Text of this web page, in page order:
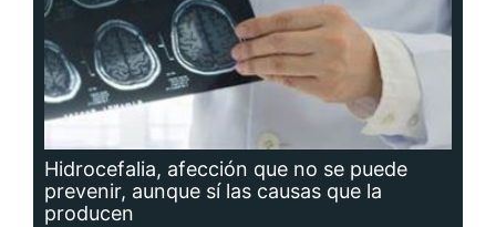
Hidrocefalia, afección que no se puede
prevenir, aunque sí las causas que la
producen